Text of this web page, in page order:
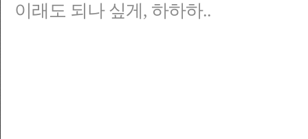
이래도 되나 싶게, 하하하..